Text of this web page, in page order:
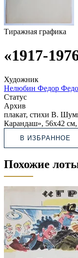
Тиражная графика
«1917-
Художник
Нелюбин Федор
Статус
Архив
плакат, стихи В.
Карандаш», 56х42 см,
В ИЗБРАННОЕ
Похожие